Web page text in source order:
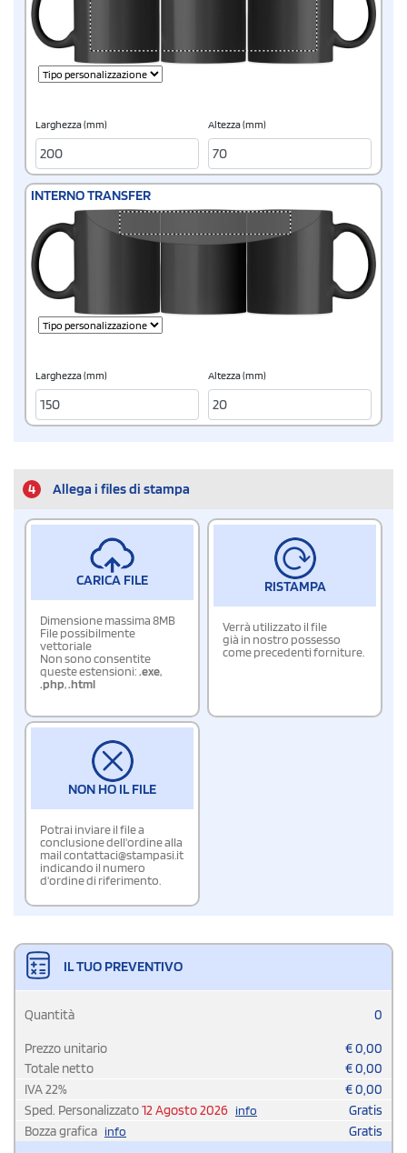
Larghezza (mm) Altezza (mm)
INTERNO TRANSFER
Larghezza (mm) Altezza (mm)
4 Allega i files di stampa
CARICA FILE
Dimensione massima 8MB
File possibilmente
vettoriale
Non sono consentite
queste estensioni:.exe,
.php,.html
RISTAMPA
Verrà utilizzato il file
già in nostro possesso
come precedenti forniture.
NON HO IL FILE
Potrai inviare il file a
conclusione dell'ordine alla
mail contattaci@stampasi.it
indicando il numero
d'ordine di riferimento.
IL TUO PREVENTIVO
Quantità 0
Prezzo unitario €0,00
Totale netto
€0,00
IVA22% €0,00
Sped. Personalizzato12 Agosto 2026 info
Gratis
Bozza grafica info Gratis